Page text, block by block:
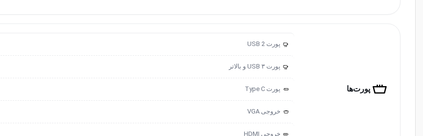
پورت‌ها
2.0 پورت USB 2
3.0 پورت USB ۳ و ‌‌بالاتر
پورت ‌‌Type C
خروجی ‌VGA
خروجی HDMI